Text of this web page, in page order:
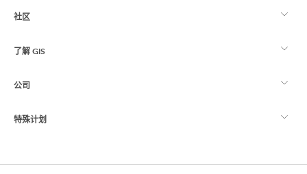
ArcGIS 概览
制图
社区
Esri 社区
ArcGIS 博客
用户研究和测试
了解 GIS
什么是 GIS？
位置智能
培训
公司
关于 Esri
特殊计划